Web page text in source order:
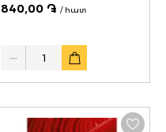
840,00 ֏ / հատ
Quantity